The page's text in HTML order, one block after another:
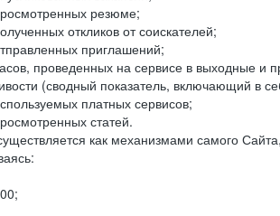
резюме;
откликов от соискателей;
приглашений;
проведенных на сервисе в выходные и
(сводный показатель, включающий в
платных сервисов;
статей.
как механизмами самого